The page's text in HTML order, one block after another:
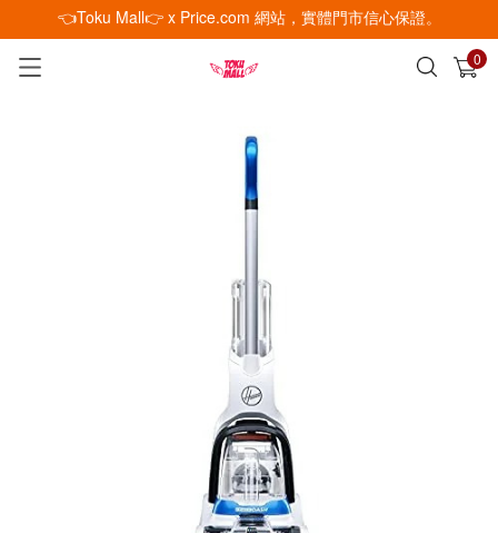
👈Toku Mall👉 x Price.com 網站，實體門市信心保證。
0
已加入購物車 查看